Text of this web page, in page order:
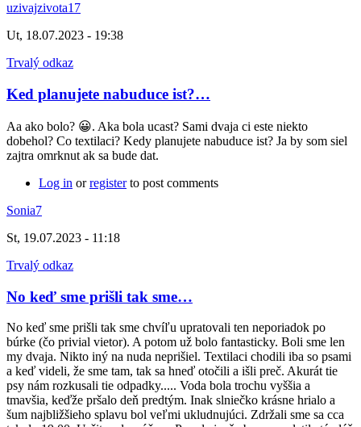
uzivajzivota17
Ut, 18.07.2023 - 19:38
Trvalý odkaz
Ked planujete nabuduce ist?…
Aa ako bolo? 😀. Aka bola ucast? Sami dvaja ci este niekto
dobehol? Co textilaci? Kedy planujete nabuduce ist? Ja by som siel
zajtra omrknut ak sa bude dat.
Log in orregisterto post comments
Sonia7
St, 19.07.2023 - 11:18
Trvalý odkaz
No keď sme prišli tak sme…
No keď sme prišli tak sme chvíľu upratovali ten neporiadok po
búrke (čo privial vietor). A potom už bolo fantasticky. Boli sme len
my dvaja. Nikto iný na nuda neprišiel. Textilaci chodili iba so psami
a keď videli, že sme tam, tak sa hneď otočili a išli preč. Akurát tie
psy nám rozkusali tie odpadky..... Voda bola trochu vyššia a
tmavšia, keďže pršalo deň predtým. Inak slniečko krásne hrialo a
šum najbližšieho splavu bol veľmi ukludnujúci. Zdržali sme sa cca